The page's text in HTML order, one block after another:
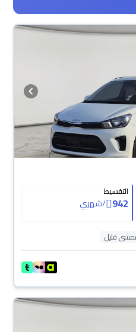
التقسيط
942
/شهري
قليل